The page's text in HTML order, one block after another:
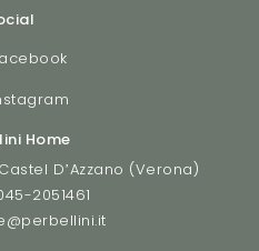
Home
D’Azzano (Verona)
2051461